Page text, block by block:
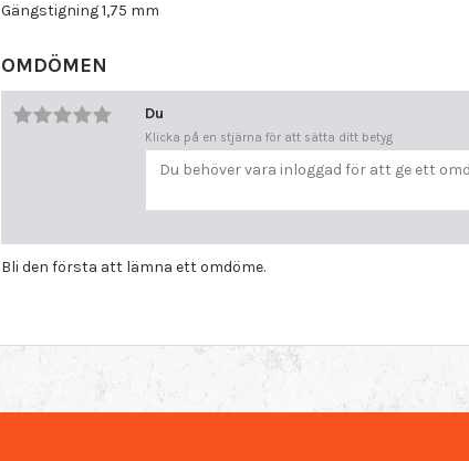
Gängstigning 1,75 mm
OMDÖMEN
Du
Klicka på en stjärna för att sätta ditt betyg
Bli den första att lämna ett omdöme.